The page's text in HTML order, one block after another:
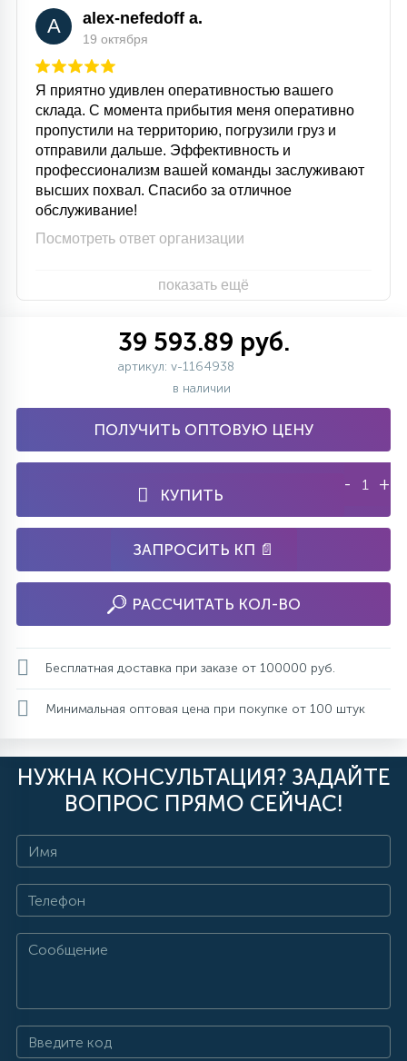
A alex-nefedoff a.
19 октября
Я приятно удивлен оперативностью вашего
склада. С момента прибытия меня оперативно
пропустили на территорию, погрузили груз и
отправили дальше. Эффективность и
профессионализм вашей команды заслуживают
высших похвал. Спасибо за отличное
обслуживание!
Посмотреть ответ организации
показать ещё
39 593.89 руб.
артикул: v-1164938
в наличии
ПОЛУЧИТЬ ОПТОВУЮ ЦЕНУ
КУПИТЬ
- +
ЗАПРОСИТЬ КП 📄
РАССЧИТАТЬ КОЛ-ВО
Бесплатная доставка при заказе от 100000 руб.
Минимальная оптовая цена при покупке от 100 штук
НУЖНА КОНСУЛЬТАЦИЯ? ЗАДАЙТЕ
ВОПРОС ПРЯМО СЕЙЧАС!